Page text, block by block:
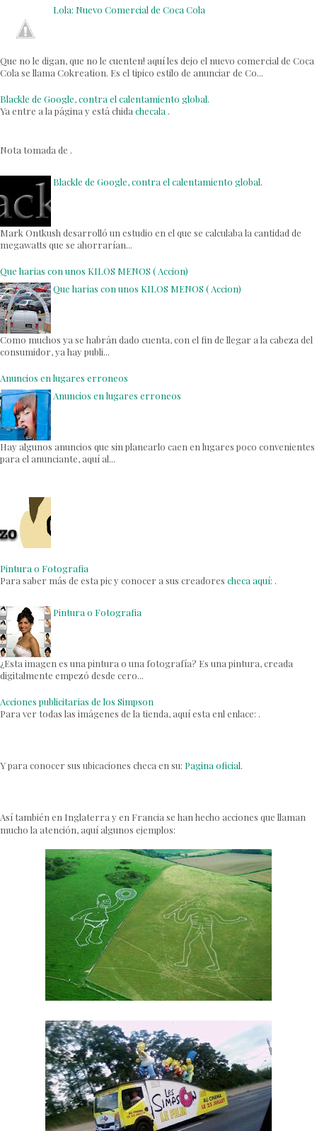
Lola: Nuevo Comercial de Coca Cola
Que no le digan, que no le cuenten! aquí les dejo el nuevo comercial de Coca
Cola se llama Cokreation. Es el tipico estilo de anunciar de Co...
Blackle de Google, contra el calentamiento global.
Ya entre a la página y está chida checala .
Nota tomada de .
Blackle de Google, contra el calentamiento global.
Mark Ontkush desarrolló un estudio en el que se calculaba la cantidad de
megawatts que se ahorrarían...
Que harias con unos KILOS MENOS ( Accion)
Que harias con unos KILOS MENOS ( Accion)
Como muchos ya se habrán dado cuenta, con el fin de llegar a la cabeza del
consumidor, ya hay publi...
Anuncios en lugares erroneos
Anuncios en lugares erroneos
Hay algunos anuncios que sin planearlo caen en lugares poco convenientes
para el anunciante, aquí al...
Pintura o Fotografia
Para saber más de esta pic y conocer a sus creadores checa aquí: .
Pintura o Fotografia
¿Esta imagen es una pintura o una fotografía? Es una pintura, creada
digitalmente empezó desde cero...
Acciones publicitarias de los Simpson
Para ver todas las imágenes de la tienda, aquí esta enl enlace: .
Y para conocer sus ubicaciones checa en su: Pagina oficial.
Así también en Inglaterra y en Francia se han hecho acciones que llaman
mucho la atención, aquí algunos ejemplos: